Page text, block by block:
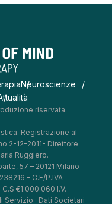
Neuroscienze
riservata.
Registrazione al
2-12-2011- Direttore
Ruggiero.
57 – 20121 Milano
– C.F/P.IVA
C.S.€1.000.060 I.V.
Servizio · Dati Societari